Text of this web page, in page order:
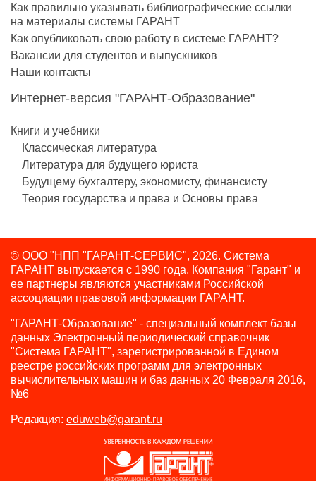
Как правильно указывать библиографические ссылки
на материалы системы ГАРАНТ
Как опубликовать свою работу в системе ГАРАНТ?
Вакансии для студентов и выпускников
Наши контакты
Интернет-версия "ГАРАНТ-Образование"
Книги и учебники
Классическая литература
Литература для будущего юриста
Будущему бухгалтеру, экономисту, финансисту
Теория государства и права и Основы права
© ООО "НПП "ГАРАНТ-СЕРВИС", 2026. Система
ГАРАНТ выпускается с 1990 года. Компания "Гарант" и
ее партнеры являются участниками Российской
ассоциации правовой информации ГАРАНТ.
"ГАРАНТ-Образование" - специальный комплект базы
данных Электронный периодический справочник
"Система ГАРАНТ", зарегистрированной в Едином
реестре российских программ для электронных
вычислительных машин и баз данных 20 Февраля 2016,
№6
Редакция: eduweb@garant.ru